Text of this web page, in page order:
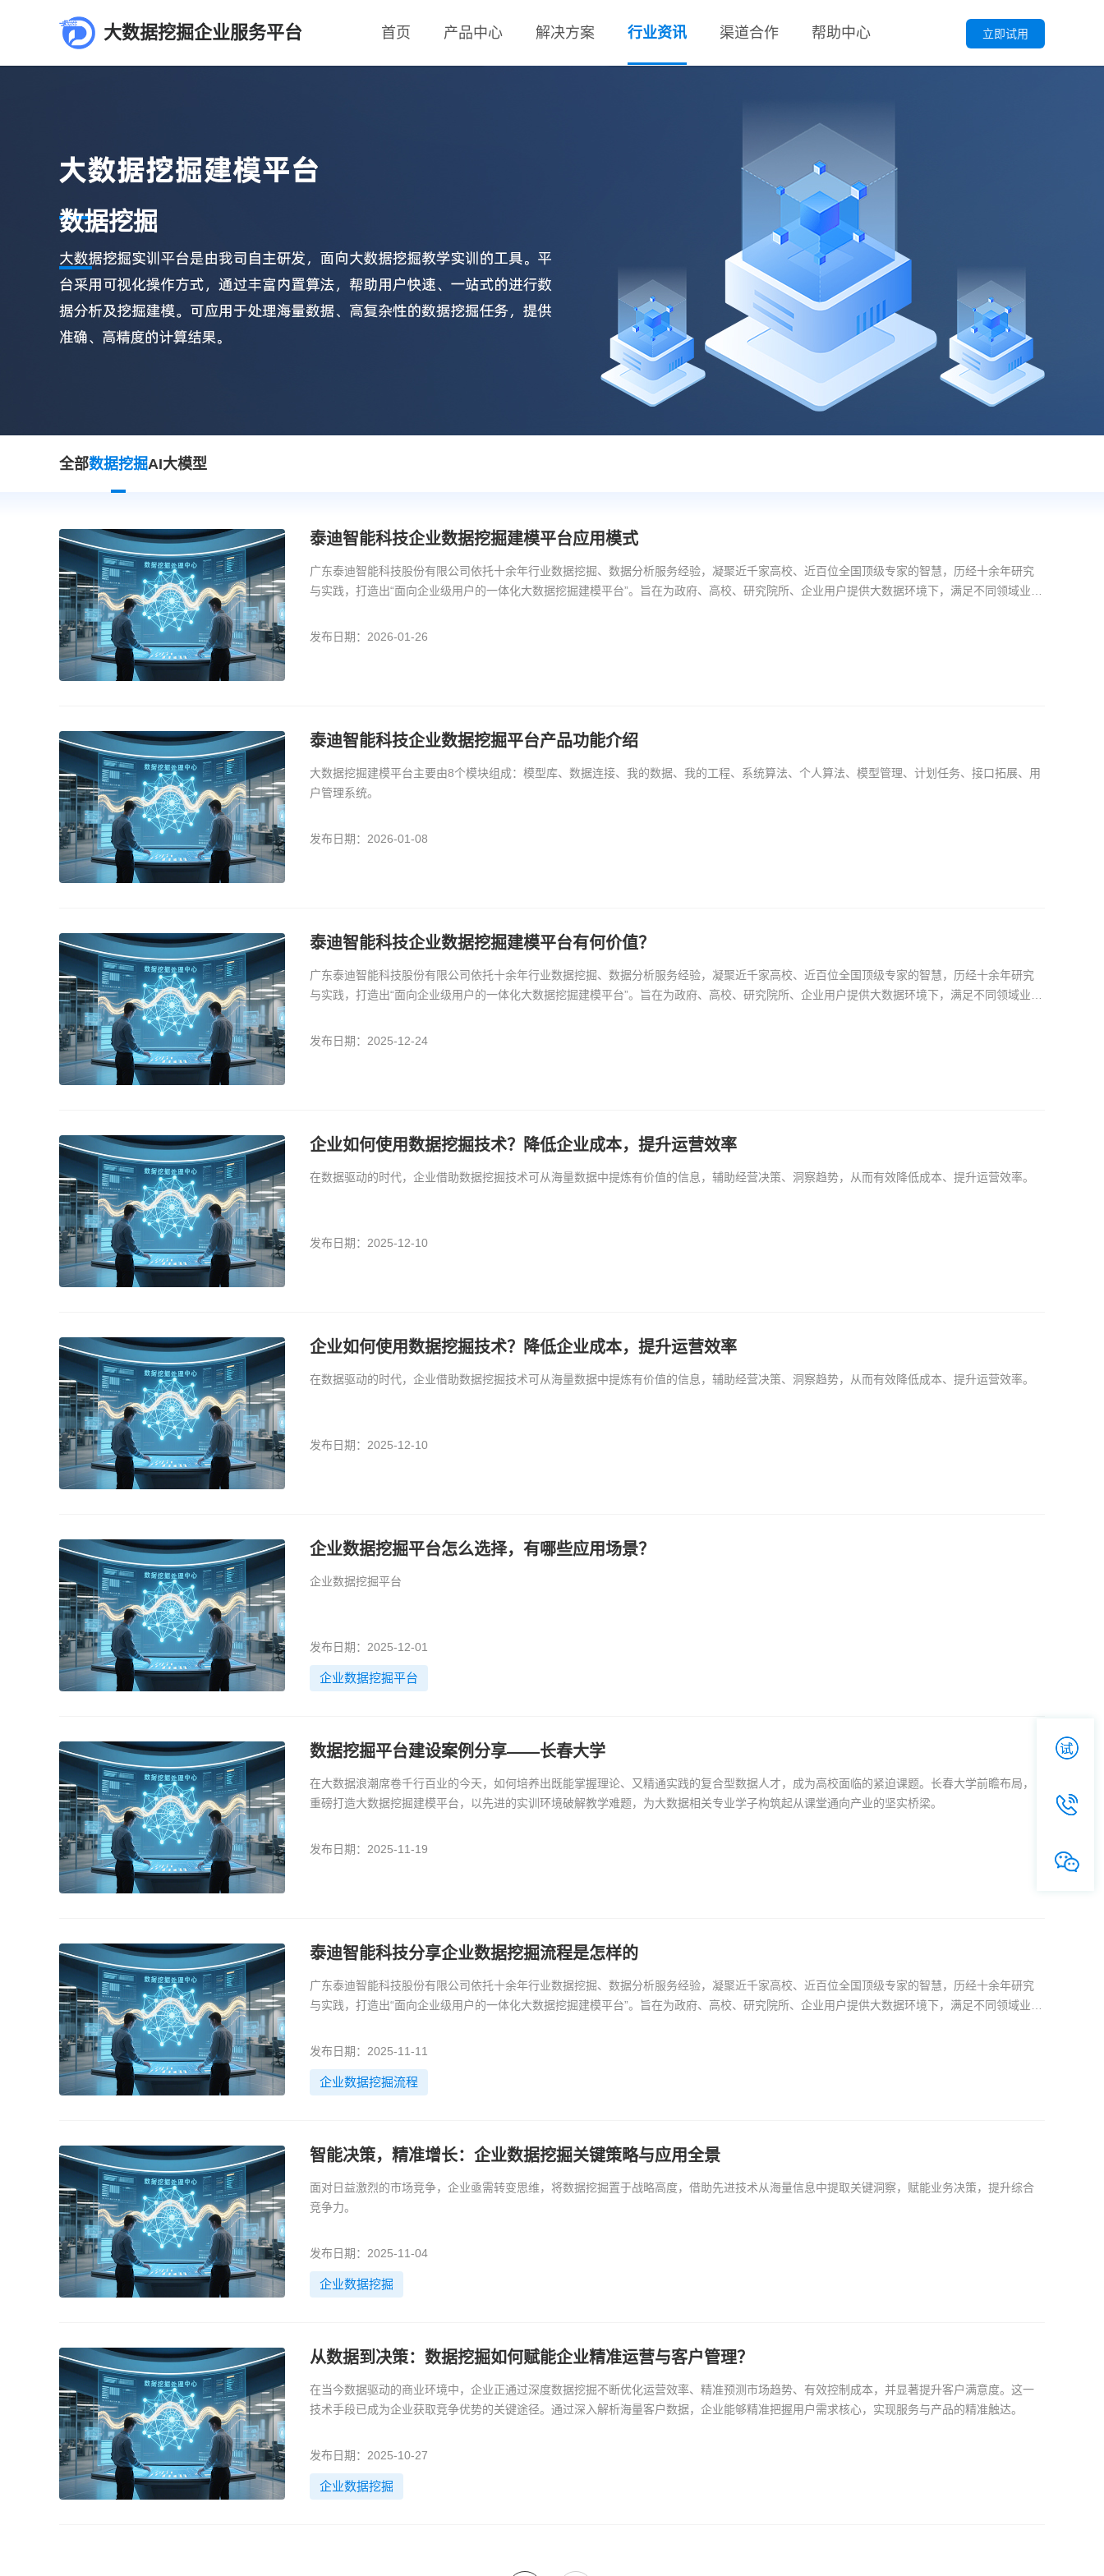
大数据挖掘企业服务平台 首页 产品中心 解决方案 行业资讯 渠道合作 帮助中心 立即试用
数据挖掘
全部数据挖掘AI大模型
泰迪智能科技企业数据挖掘建模平台应用模式
广东泰迪智能科技股份有限公司依托十余年行业数据挖掘、数据分析服务经验，凝聚近千家高校、近百位全国顶级专家的智慧，历经十余年研究
与实践，打造出“面向企业级用户的一体化大数据挖掘建模平台”。旨在为政府、高校、研究院所、企业用户提供大数据环境下，满足不同领域业务
发布日期：2026-01-26
泰迪智能科技企业数据挖掘平台产品功能介绍
大数据挖掘建模平台主要由8个模块组成：模型库、数据连接、我的数据、我的工程、系统算法、个人算法、模型管理、计划任务、接口拓展、用
户管理系统。
发布日期：2026-01-08
泰迪智能科技企业数据挖掘建模平台有何价值？
广东泰迪智能科技股份有限公司依托十余年行业数据挖掘、数据分析服务经验，凝聚近千家高校、近百位全国顶级专家的智慧，历经十余年研究
与实践，打造出“面向企业级用户的一体化大数据挖掘建模平台”。旨在为政府、高校、研究院所、企业用户提供大数据环境下，满足不同领域业务
发布日期：2025-12-24
企业如何使用数据挖掘技术？降低企业成本，提升运营效率
在数据驱动的时代，企业借助数据挖掘技术可从海量数据中提炼有价值的信息，辅助经营决策、洞察趋势，从而有效降低成本、提升运营效率。
发布日期：2025-12-10
企业如何使用数据挖掘技术？降低企业成本，提升运营效率
在数据驱动的时代，企业借助数据挖掘技术可从海量数据中提炼有价值的信息，辅助经营决策、洞察趋势，从而有效降低成本、提升运营效率。
发布日期：2025-12-10
企业数据挖掘平台怎么选择，有哪些应用场景？
企业数据挖掘平台
发布日期：2025-12-01
企业数据挖掘平台
数据挖掘平台建设案例分享——长春大学
在大数据浪潮席卷千行百业的今天，如何培养出既能掌握理论、又精通实践的复合型数据人才，成为高校面临的紧迫课题。长春大学前瞻布局，
重磅打造大数据挖掘建模平台，以先进的实训环境破解教学难题，为大数据相关专业学子构筑起从课堂通向产业的坚实桥梁。
发布日期：2025-11-19
泰迪智能科技分享企业数据挖掘流程是怎样的
广东泰迪智能科技股份有限公司依托十余年行业数据挖掘、数据分析服务经验，凝聚近千家高校、近百位全国顶级专家的智慧，历经十余年研究
与实践，打造出“面向企业级用户的一体化大数据挖掘建模平台”。旨在为政府、高校、研究院所、企业用户提供大数据环境下，满足不同领域业务
发布日期：2025-11-11
企业数据挖掘流程
智能决策，精准增长：企业数据挖掘关键策略与应用全景
面对日益激烈的市场竞争，企业亟需转变思维，将数据挖掘置于战略高度，借助先进技术从海量信息中提取关键洞察，赋能业务决策，提升综合
竞争力。
发布日期：2025-11-04
企业数据挖掘
从数据到决策：数据挖掘如何赋能企业精准运营与客户管理？
在当今数据驱动的商业环境中，企业正通过深度数据挖掘不断优化运营效率、精准预测市场趋势、有效控制成本，并显著提升客户满意度。这一
技术手段已成为企业获取竞争优势的关键途径。通过深入解析海量客户数据，企业能够精准把握用户需求核心，实现服务与产品的精准触达。
发布日期：2025-10-27
企业数据挖掘